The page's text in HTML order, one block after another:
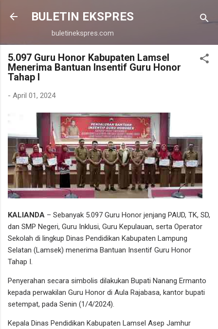
Langsung ke konten utama
BULETIN EKSPRES
buletinekspres.com
5.097 Guru Honor Kabupaten Lamsel
Menerima Bantuan Insentif Guru Honor
Tahap I
- April 01, 2024
KALIANDA – Sebanyak 5.097 Guru Honor jenjang PAUD, TK, SD,
dan SMP Negeri, Guru Inklusi, Guru Kepulauan, serta Operator
Sekolah di lingkup Dinas Pendidikan Kabupaten Lampung
Selatan (Lamsek) menerima Bantuan Insentif Guru Honor
Tahap I.
Penyerahan secara simbolis dilakukan Bupati Nanang Ermanto
kepada perwakilan Guru Honor di Aula Rajabasa, kantor bupati
setempat, pada Senin (1/4/2024).
Kepala Dinas Pendidikan Kabupaten Lamsel Asep Jamhur